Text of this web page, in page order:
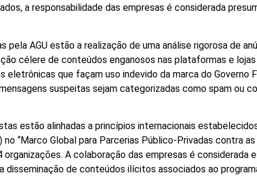
a responsabilidade das empresas é considerada
pela AGU estão a realização de uma análise rigorosa de
célere de conteúdos enganosos nas plataformas e
eletrônicas que façam uso indevido da marca do Governo
suspeitas sejam categorizadas como spam ou
estão alinhadas a princípios internacionais
no “Marco Global para Parcerias Público-Privadas contra as
A colaboração das empresas é considerada
disseminação de conteúdos ilícitos associados ao